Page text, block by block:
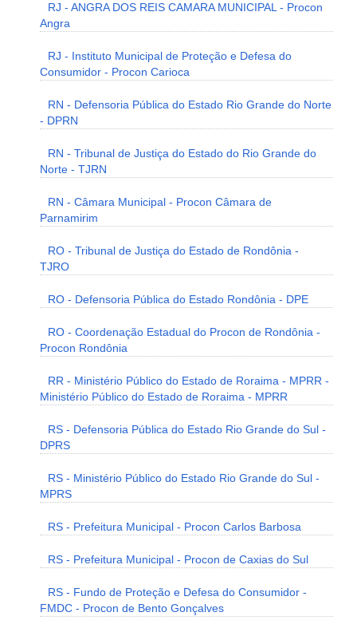
RJ - ANGRA DOS REIS CAMARA MUNICIPAL - Procon
Angra
RJ - Instituto Municipal de Proteção e Defesa do
Consumidor - Procon Carioca
RN - Defensoria Pública do Estado Rio Grande do Norte
- DPRN
RN - Tribunal de Justiça do Estado do Rio Grande do
Norte - TJRN
RN - Câmara Municipal - Procon Câmara de
Parnamirim
RO - Tribunal de Justiça do Estado de Rondônia -
TJRO
RO - Defensoria Pública do Estado Rondônia - DPE
RO - Coordenação Estadual do Procon de Rondônia -
Procon Rondônia
RR - Ministério Público do Estado de Roraima - MPRR -
Ministério Público do Estado de Roraima - MPRR
RS - Defensoria Pública do Estado Rio Grande do Sul -
DPRS
RS - Ministério Público do Estado Rio Grande do Sul -
MPRS
RS - Prefeitura Municipal - Procon Carlos Barbosa
RS - Prefeitura Municipal - Procon de Caxias do Sul
RS - Fundo de Proteção e Defesa do Consumidor -
FMDC - Procon de Bento Gonçalves